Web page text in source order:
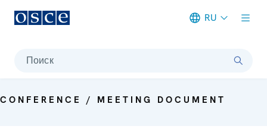
RU
Поиск
CONFERENCE / MEETING DOCUMENT